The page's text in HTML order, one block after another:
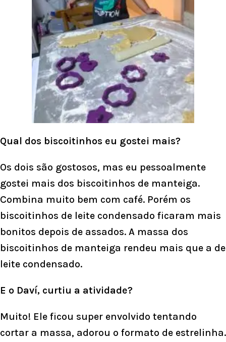
Qual dos biscoitinhos eu gostei mais?
Os dois são gostosos, mas eu pessoalmente
gostei mais dos biscoitinhos de manteiga.
Combina muito bem com café. Porém os
biscoitinhos de leite condensado ficaram mais
bonitos depois de assados. A massa dos
biscoitinhos de manteiga rendeu mais que a de
leite condensado.
E o Daví, curtiu a atividade?
Muito! Ele ficou super envolvido tentando
cortar a massa, adorou o formato de estrelinha.